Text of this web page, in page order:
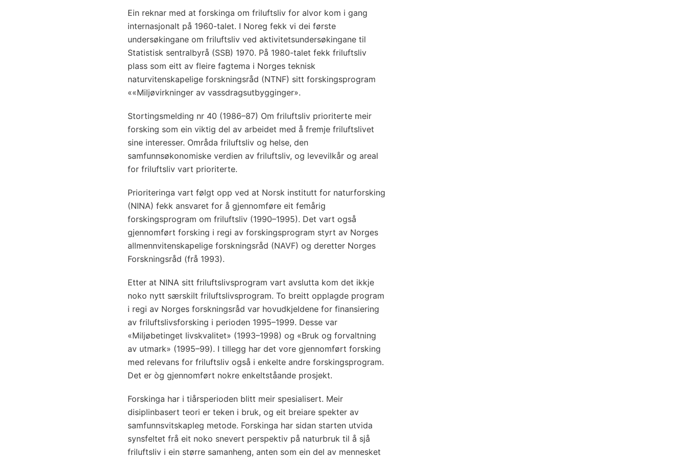
Ein reknar med at forskinga om friluftsliv for alvor kom i gang
internasjonalt på 1960-talet. I Noreg fekk vi dei første
undersøkingane om friluftsliv ved aktivitetsundersøkingane til
Statistisk sentralbyrå (SSB) 1970. På 1980-talet fekk friluftsliv
plass som eitt av fleire fagtema i Norges teknisk
naturvitenskapelige forskningsråd (NTNF) sitt forskingsprogram
««Miljøvirkninger av vassdragsutbygginger».
Stortingsmelding nr 40 (1986–87) Om friluftsliv prioriterte meir
forsking som ein viktig del av arbeidet med å fremje friluftslivet
sine interesser. Områda friluftsliv og helse, den
samfunnsøkonomiske verdien av friluftsliv, og levevilkår og areal
for friluftsliv vart prioriterte.
Prioriteringa vart følgt opp ved at Norsk institutt for naturforsking
(NINA) fekk ansvaret for å gjennomføre eit femårig
forskingsprogram om friluftsliv (1990–1995). Det vart også
gjennomført forsking i regi av forskingsprogram styrt av Norges
allmennvitenskapelige forskningsråd (NAVF) og deretter Norges
Forskningsråd (frå 1993).
Etter at NINA sitt friluftslivsprogram vart avslutta kom det ikkje
noko nytt særskilt friluftslivsprogram. To breitt opplagde program
i regi av Norges forskningsråd var hovudkjeldene for finansiering
av friluftslivsforsking i perioden 1995–1999. Desse var
«Miljøbetinget livskvalitet» (1993–1998) og «Bruk og forvaltning
av utmark» (1995–99). I tillegg har det vore gjennomført forsking
med relevans for friluftsliv også i enkelte andre forskingsprogram.
Det er òg gjennomført nokre enkeltståande prosjekt.
Forskinga har i tiårsperioden blitt meir spesialisert. Meir
disiplinbasert teori er teken i bruk, og eit breiare spekter av
samfunnsvitskapleg metode. Forskinga har sidan starten utvida
synsfeltet frå eit noko snevert perspektiv på naturbruk til å sjå
friluftsliv i ein større samanheng, anten som ein del av mennesket